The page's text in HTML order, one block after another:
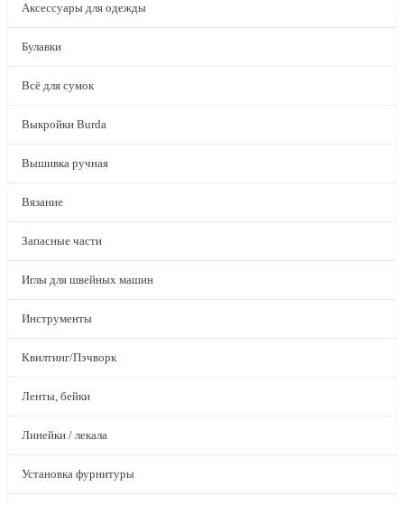
Аксессуары для одежды
Булавки
Всё для сумок
Выкройки Burda
Вышивка ручная
Вязание
Запасные части
Иглы для швейных машин
Инструменты
Квилтинг/Пэчворк
Ленты, бейки
Линейки / лекала
Установка фурнитуры